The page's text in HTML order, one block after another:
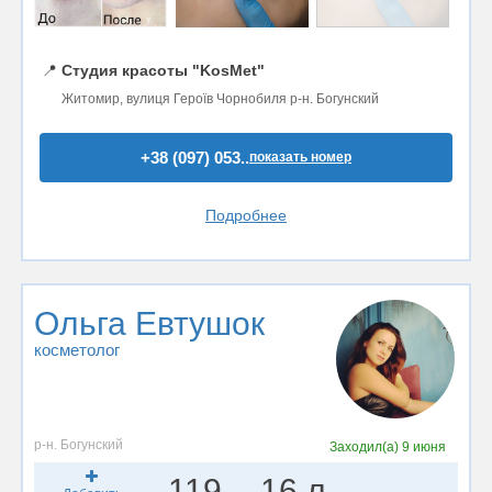
📍 Студия красоты "KosMet"
Житомир, вулиця Героїв Чорнобиля р-н. Богунский
+38 (097) 053..показать номер
Подробнее
Ольга Евтушок
косметолог
р-н. Богунский Заходил(а) 9 июня